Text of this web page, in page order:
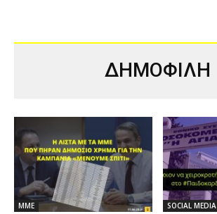
ΔΗΜΟΦΙΛΗ
ΜΜΕ SOCIAL MEDIA